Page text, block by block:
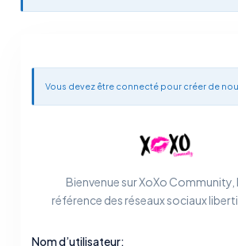
Vous devez être connecté pour créer de
Bienvenue sur XoXo Community,
référence des réseaux sociaux
Nom d’utilisateur: